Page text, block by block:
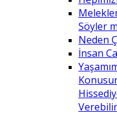
Söyler
Neden
İnsan